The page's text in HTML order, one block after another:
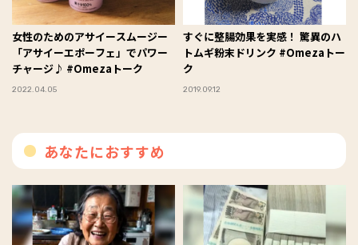
女性のためのアサイースムージー
「アサイーエポーフェ」でパワー
チャージ♪ #Omezaトーク
2022.04.05
すぐに整腸効果を実感！ 驚異のハ
トムギ粉末ドリンク #Omezaトー
ク
2019.09.12
あなたにおすすめ